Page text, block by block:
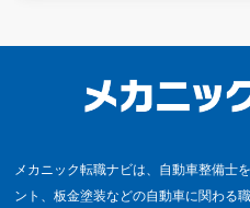
メカニック転職ナビは、自動車整備士
ント、板金塗装などの自動車に関わる